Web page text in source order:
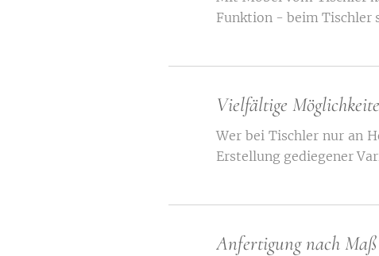
Funktion - beim Tischler
Vielfältige
Wer bei Tischler nur an
Erstellung gediegener
Anfertigung nach Maß